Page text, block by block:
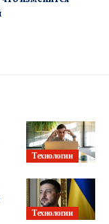
Технологии
Технологии